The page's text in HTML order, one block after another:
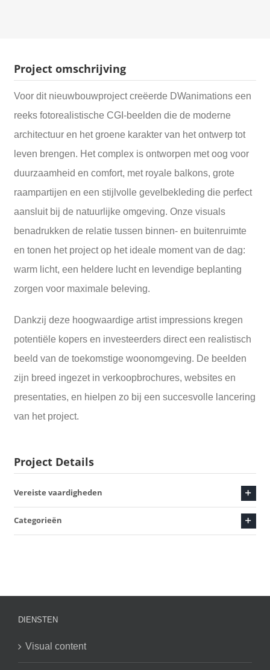
Project omschrijving
Voor dit nieuwbouwproject creëerde DWanimations een
reeks fotorealistische CGI-beelden die de moderne
architectuur en het groene karakter van het ontwerp tot
leven brengen. Het complex is ontworpen met oog voor
duurzaamheid en comfort, met royale balkons, grote
raampartijen en een stijlvolle gevelbekleding die perfect
aansluit bij de natuurlijke omgeving. Onze visuals
benadrukken de relatie tussen binnen- en buitenruimte
en tonen het project op het ideale moment van de dag:
warm licht, een heldere lucht en levendige beplanting
zorgen voor maximale beleving.
Dankzij deze hoogwaardige artist impressions kregen
potentiële kopers en investeerders direct een realistisch
beeld van de toekomstige woonomgeving. De beelden
zijn breed ingezet in verkoopbrochures, websites en
presentaties, en hielpen zo bij een succesvolle lancering
van het project.
Project Details
Vereiste vaardigheden
Categorieën
DIENSTEN
Visual content